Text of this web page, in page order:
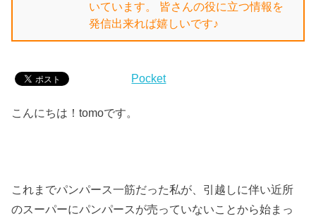
いています。 皆さんの役に立つ情報を
発信出来れば嬉しいです♪
Pocket
こんにちは！tomoです。
これまでパンパース一筋だった私が、引越しに伴い近所
のスーパーにパンパースが売っていないことから始まっ